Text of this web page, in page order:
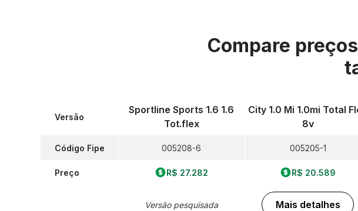
Compare
Versão
Código Fipe
Preço
Sportline Sports 1.6 1.6
Tot.flex
005208-6
R$ 27.282
Versão pesquisada
City 1.0 Mi 1.0mi Total
8v
005205-1
R$ 20.589
Mais detalhes